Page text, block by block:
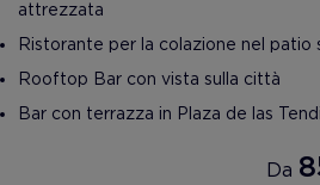
attrezzata
Ristorante per la colazione nel patio
Rooftop Bar con vista sulla città
Bar con terrazza in Plaza de las
Da